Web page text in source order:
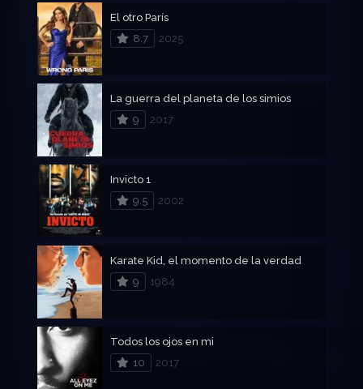
El otro París
8.7
2025
La guerra del planeta de los simios
9
2017
Invicto 1
9.5
2002
Karate Kid, el momento de la verdad
9
1984
Todos los ojos en mi
10
2017